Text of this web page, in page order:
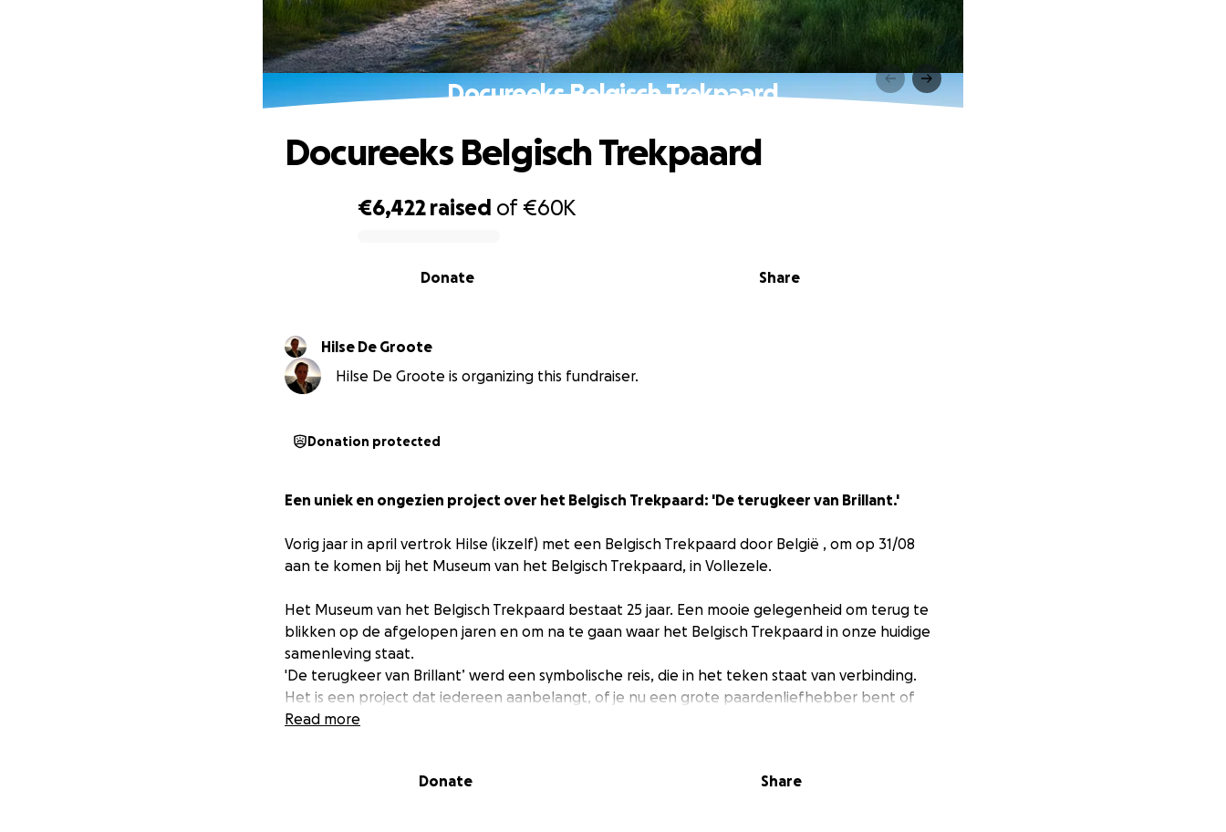
Docureeks Belgisch Trekpaard
€6,422 raised of€60K
Share
Donate
Docureeks Belgisch Trekpaard
Hilse De Groote
Hilse De Groote is organizing this fundraiser.
Donation protected
Een uniek en ongezien project over het Belgisch Trekpaard: 'De terugkeer van Brillant.'
Vorig jaar in april vertrok Hilse (ikzelf) met een Belgisch Trekpaard door België , om op 31/08
aan te komen bij het Museum van het Belgisch Trekpaard, in Vollezele.
Het Museum van het Belgisch Trekpaard bestaat 25 jaar. Een mooie gelegenheid om terug te
blikken op de afgelopen jaren en om na te gaan waar het Belgisch Trekpaard in onze huidige
samenleving staat.
'De terugkeer van Brillant’ werd een symbolische reis, die in het teken staat van verbinding.
Het is een project dat iedereen aanbelangt, of je nu een grote paardenliefhebber bent of
een toevallige passant. Deze tocht, door Belgische steden en Vlaamse velden, laat niemand
Het Reisgezelschap
Read more
Donate Share